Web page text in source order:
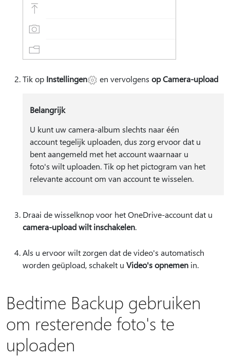
Tik op Instellingen en vervolgens op Camera-upload
Belangrijk
U kunt uw camera-album slechts naar één
account tegelijk uploaden, dus zorg ervoor dat u
bent aangemeld met het account waarnaar u
foto's wilt uploaden. Tik op het pictogram van het
relevante account om van account te wisselen.
Draai de wisselknop voor het OneDrive-account dat u
camera-upload wilt inschakelen.
Als u ervoor wilt zorgen dat de video's automatisch
worden geüpload, schakelt u Video's opnemen in.
Bedtime Backup gebruiken
om resterende foto's te
uploaden